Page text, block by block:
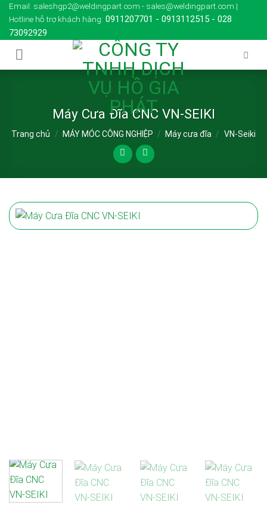
Skip
content
Email: saleshgp2@weldingpart.com - sales@weldingpart.com |
Hotline hỗ trợ khách hàng: 0911207701 - 0913112515 - 028
73092929
Máy Cưa Đĩa CNC VN-SEIKI
Trang chủ / MÁY MÓC CÔNG NGHIỆP / Máy cưa đĩa / VN-Seiki